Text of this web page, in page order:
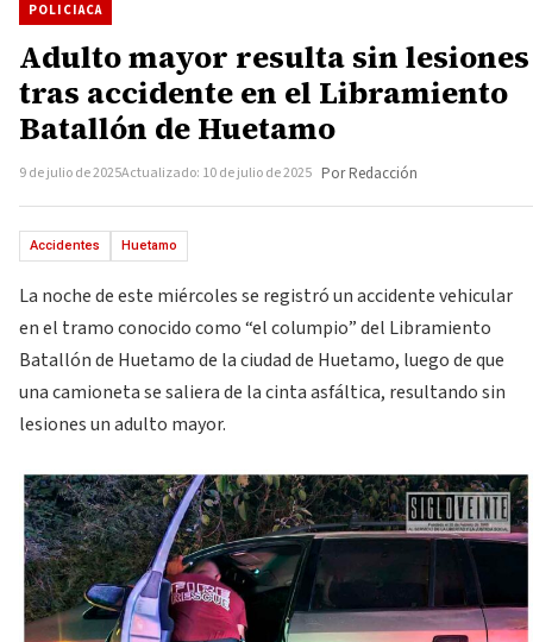
POLICIACA
Adulto mayor resulta sin lesiones
tras accidente en el Libramiento
Batallón de Huetamo
9 de julio de 2025Actualizado: 10 de julio de 2025 Por Redacción
Accidentes Huetamo
La noche de este miércoles se registró un accidente vehicular
en el tramo conocido como “el columpio” del Libramiento
Batallón de Huetamo de la ciudad de Huetamo, luego de que
una camioneta se saliera de la cinta asfáltica, resultando sin
lesiones un adulto mayor.